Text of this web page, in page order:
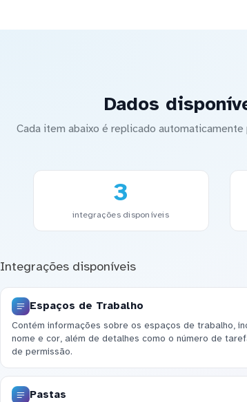
Dados
Cada item abaixo é replicado
3
integrações disponíveis
Integrações disponíveis
Espaços de Trabalho
Contém informações sobre os espaços de trabalho,
nome e cor, além de detalhes como o número de
de permissão.
Pastas